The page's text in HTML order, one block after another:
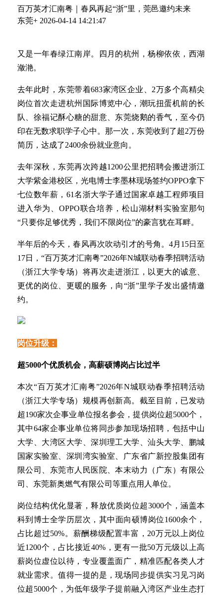
百万英才汇南粤｜春风再起“浙”里，莞邑邀约未来
东莞+ 2026-04-14 14:21:47
又是一年春绿江南岸。四月的杭州，杨柳依依，西湖
潋滟。
去年此时，东莞带着683家湾区企业、2万多个高精尖
岗位首次走进杭州国际博览中心，潮玩扭蛋机前的长
队、徐福记酥心糖的甜意、东莞烧鹅的香气，至今仍
印在无数求职学子心中。那一次，东莞收到了超2万份
简历，达成了2400余份就业意向。
去年深秋，东莞再次跨越1200公里把招聘会搬进浙江
大学紫金港校区，光电博士李墨林现场签约OPPO拿下
七位数年薪，61名浙大学子通过国家卓越工程师项目
进入华为、OPPO联合培养，松山湖材料实验室那句
“只要你足够优秀，我们不限岗位”的豪言犹在耳畔。
半年后的今天，春风再次吹动引才的号角。4月15日至
17日，“百万英才汇南粤”2026年N城联动春季招聘活动
（浙江大学专场）将再次走进浙江，以更大的诚意、
更优的岗位、更暖的服务，向“浙”里学子发出盛情邀
约。
岗位升级：
超5000个优质机会，高薪硕博岗占比过半
本次“百万英才汇南粤”2026年N城联动春季招聘活动
（浙江大学专场）规模再创新高。 截至目前，已发动
超190家次企事业单位报名参会，提供岗位超5000个，
其中64家企事业单位将同步参加现场招聘，包括中山
大学、大湾区大学、深圳理工大学、汕头大学、鹏城
国家实验室、深圳湾实验室、广东省广新控股集团有
限公司、东莞市人民医院、本末动力（广东）有限公
司、东莞新奥燃气有限公司等重点用人单位。
岗位结构优化显著，释放优质岗位超3000个，涵盖本
科到博士全学历层次，其中面向硕博岗位1600余个，
占比超过50%。薪酬梯级配置丰富，20万元以上岗位
近1200个，占比接近40%，更有一批50万元级以上高
薪岗位虚位以待，专业覆盖面广，精准匹配各类人才
就业需求。值得一提的是，现场同步提供实习见习岗
位超5000个，为低年级学子提前融入湾区产业生态打